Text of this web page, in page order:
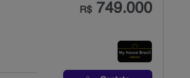
R$749.000